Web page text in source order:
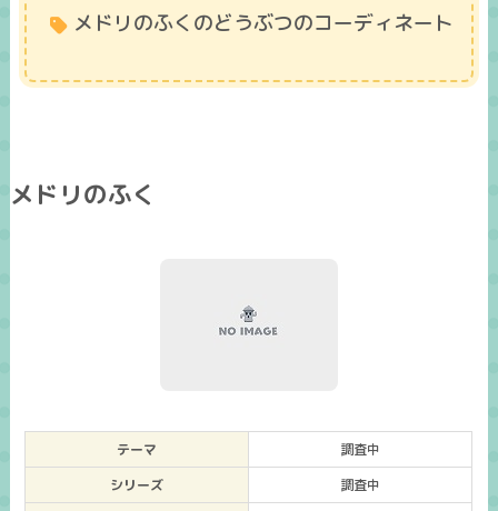
メドリのふくのどうぶつのコーディネート
メドリのふく
テーマ
調査中
シリーズ
調査中